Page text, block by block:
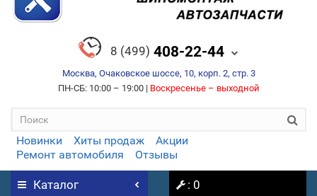
8 (499) 408-22-44
Москва, Очаковское шоссе, 10, корп. 2, стр. 3
ПН-СБ: 10:00 – 19:00 | Воскресенье – выходной
Новинки Хиты продаж
Акции
Ремонт автомобиля
Отзывы
Каталог : 0